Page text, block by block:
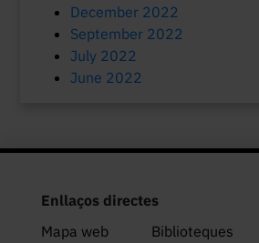
December 2022
September 2022
July 2022
June 2022
Enllaços directes
Mapa web
Biblioteques